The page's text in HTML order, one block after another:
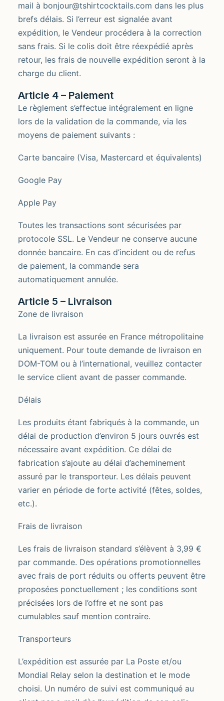
mail à bonjour@tshirtcocktails.com dans les plus
brefs délais. Si l’erreur est signalée avant
expédition, le Vendeur procédera à la correction
sans frais. Si le colis doit être réexpédié après
retour, les frais de nouvelle expédition seront à la
charge du client.
Article 4 – Paiement
Le règlement s’effectue intégralement en ligne
lors de la validation de la commande, via les
moyens de paiement suivants :
Carte bancaire (Visa, Mastercard et équivalents)
Google Pay
Apple Pay
Toutes les transactions sont sécurisées par
protocole SSL. Le Vendeur ne conserve aucune
donnée bancaire. En cas d’incident ou de refus
de paiement, la commande sera
automatiquement annulée.
Article 5 – Livraison
Zone de livraison
La livraison est assurée en France métropolitaine
uniquement. Pour toute demande de livraison en
DOM-TOM ou à l’international, veuillez contacter
le service client avant de passer commande.
Délais
Les produits étant fabriqués à la commande, un
délai de production d’environ 5 jours ouvrés est
nécessaire avant expédition. Ce délai de
fabrication s’ajoute au délai d’acheminement
assuré par le transporteur. Les délais peuvent
varier en période de forte activité (fêtes, soldes,
etc.).
Frais de livraison
Les frais de livraison standard s’élèvent à 3,99 €
par commande. Des opérations promotionnelles
avec frais de port réduits ou offerts peuvent être
proposées ponctuellement ; les conditions sont
précisées lors de l’offre et ne sont pas
cumulables sauf mention contraire.
Transporteurs
L’expédition est assurée par La Poste et/ou
Mondial Relay selon la destination et le mode
choisi. Un numéro de suivi est communiqué au